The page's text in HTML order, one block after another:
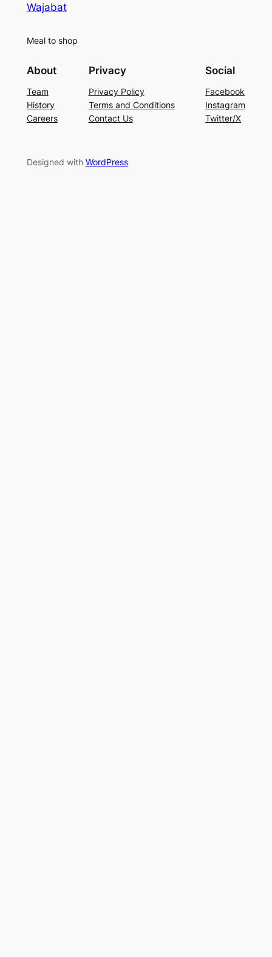
Wajabat
Meal to shop
About
Team
History
Careers
Privacy
Privacy Policy
Terms and Conditions
Contact Us
Social
Facebook
Instagram
Twitter/X
Designed with WordPress